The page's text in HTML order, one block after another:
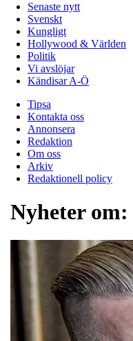
Senaste nytt
Svenskt
Kungligt
Hollywood & Världen
Politik
Vi avslöjar
Kändisar A-Ö
Tipsa
Kontakta oss
Annonsera
Redaktion
Om oss
Arkiv
Redaktionell policy
Nyheter om: